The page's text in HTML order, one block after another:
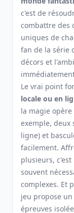
c'est de
combattre des
uniques de
fan de la série
décors et
Le vrai point
locale ou en
la magie
exemple, deux
ligne) et
facilement.
plusieurs,
souvent
complexes. Et
jeu propose
épreuves